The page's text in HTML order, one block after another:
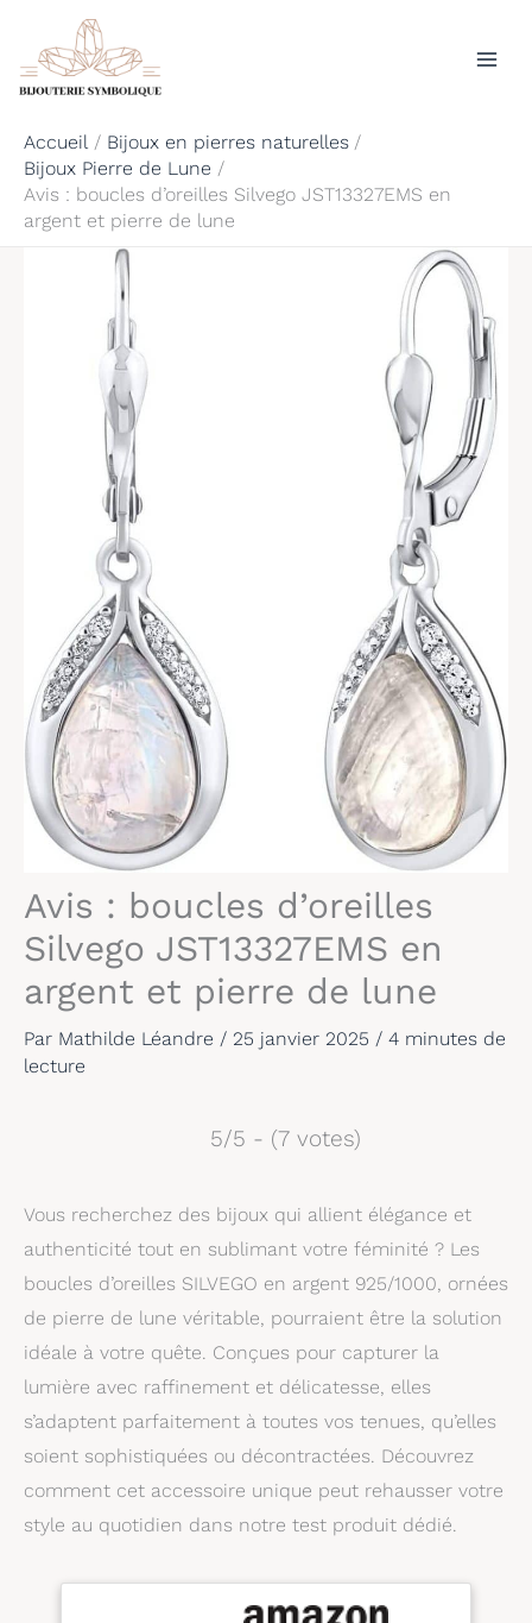
contenu
Accueil
Bijoux en pierres naturelles
Bijoux Pierre de Lune
Avis : boucles d’oreilles Silvego JST13327EMS en
argent et pierre de lune
Avis : boucles d’oreilles
Silvego JST13327EMS en
argent et pierre de lune
Par Mathilde Léandre / 25 janvier 2025 / 4 minutes de
lecture
5/5 - (7 votes)
Vous recherchez des bijoux qui allient élégance et
authenticité tout en sublimant votre féminité ? Les
boucles d’oreilles SILVEGO en argent 925/1000, ornées
de pierre de lune véritable, pourraient être la solution
idéale à votre quête. Conçues pour capturer la
lumière avec raffinement et délicatesse, elles
s’adaptent parfaitement à toutes vos tenues, qu’elles
soient sophistiquées ou décontractées. Découvrez
comment cet accessoire unique peut rehausser votre
style au quotidien dans notre test produit dédié.
Rechercher